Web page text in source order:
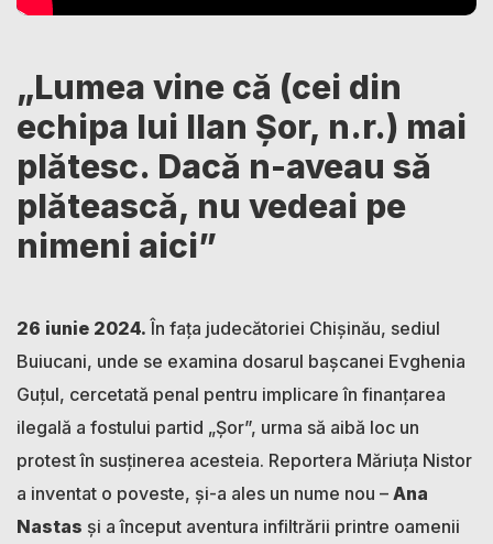
„Lumea vine că (cei din
echipa lui Ilan Șor, n.r.) mai
plătesc. Dacă n-aveau să
plătească, nu vedeai pe
nimeni aici”
26 iunie 2024. În fața judecătoriei Chișinău, sediul
Buiucani, unde se examina dosarul bașcanei Evghenia
Guțul, cercetată penal pentru implicare în finanțarea
ilegală a fostului partid „Șor”, urma să aibă loc un
protest în susținerea acesteia. Reportera Măriuța Nistor
a inventat o poveste, și-a ales un nume nou – Ana
Nastas și a început aventura infiltrării printre oamenii